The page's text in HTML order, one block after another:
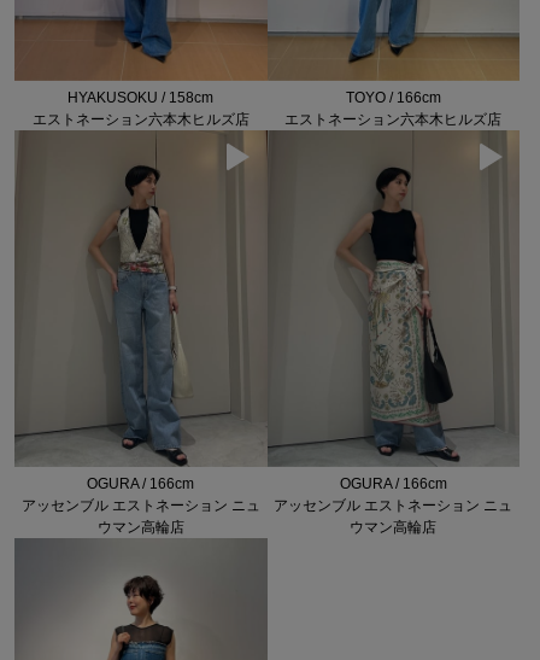
HYAKUSOKU / 158cm
エストネーション六本木ヒルズ店
TOYO / 166cm
エストネーション六本木ヒルズ店
OGURA / 166cm
アッセンブル エストネーション ニュ
ウマン高輪店
OGURA / 166cm
アッセンブル エストネーション ニュ
ウマン高輪店